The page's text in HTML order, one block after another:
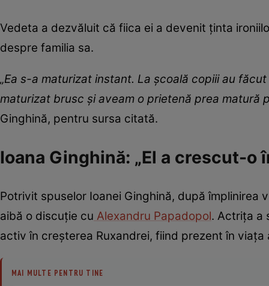
Vedeta a dezvăluit că fiica ei a devenit ținta
despre familia sa.
„Ea s-a maturizat instant. La școală copiii au
maturizat brusc și aveam o prietenă prea matură
Ginghină, pentru sursa citată.
Ioana Ginghină: „El a crescut-o
Potrivit spuselor Ioanei Ginghină, după împlinirea
aibă o discuție cu Alexandru Papadopol. Actrița a
activ în creșterea Ruxandrei, fiind prezent în viața
MAI MULTE PENTRU TINE